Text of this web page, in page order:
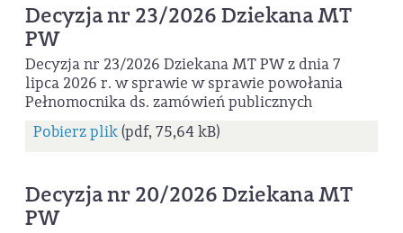
Decyzja nr 23/2026 Dziekana MT
PW
Decyzja nr 23/2026 Dziekana MT PW z dnia 7
lipca 2026 r. w sprawie w sprawie powołania
Pełnomocnika ds. zamówień publicznych
Pobierz plik(pdf, 75,64 kB)
Decyzja nr 20/2026 Dziekana MT
PW